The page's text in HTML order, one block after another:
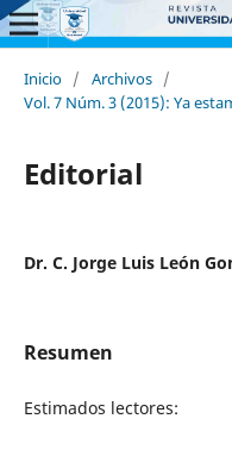
Inicio / Archivos /
Vol. 7 Núm. 3 (2015): Ya
Editorial
Dr. C. Jorge Luis León
Resumen
Estimados lectores: